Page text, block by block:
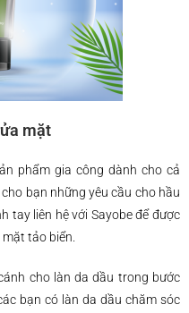
mặt
phẩm gia công dành cho cả
bạn những yêu cầu cho hầu
tay liên hệ với Sayobe để được
tảo biển.
cho làn da dầu trong bước
bạn có làn da dầu chăm sóc